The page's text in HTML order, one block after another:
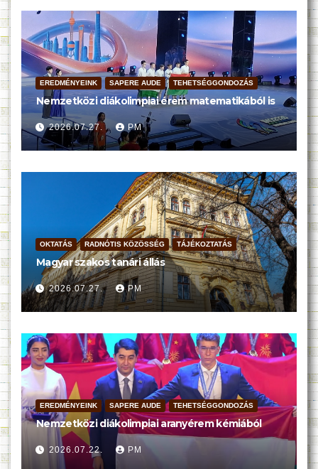
EREDMÉNYEINK SAPERE AUDE TEHETSÉGGONDOZÁS
Nemzetközi diákolimpiai érem matematikából is
2026.07.27. PM
OKTATÁS RADNÓTIS KÖZÖSSÉG TÁJÉKOZTATÁS
Magyar szakos tanári állás
2026.07.27. PM
EREDMÉNYEINK SAPERE AUDE TEHETSÉGGONDOZÁS
Nemzetközi diákolimpiai aranyérem kémiából
2026.07.22. PM